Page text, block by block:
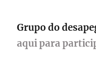
Grupo do
aqui para